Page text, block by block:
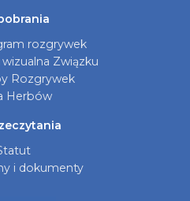
rozgrywek
Związku
Rozgrywek
Herbów
i dokumenty